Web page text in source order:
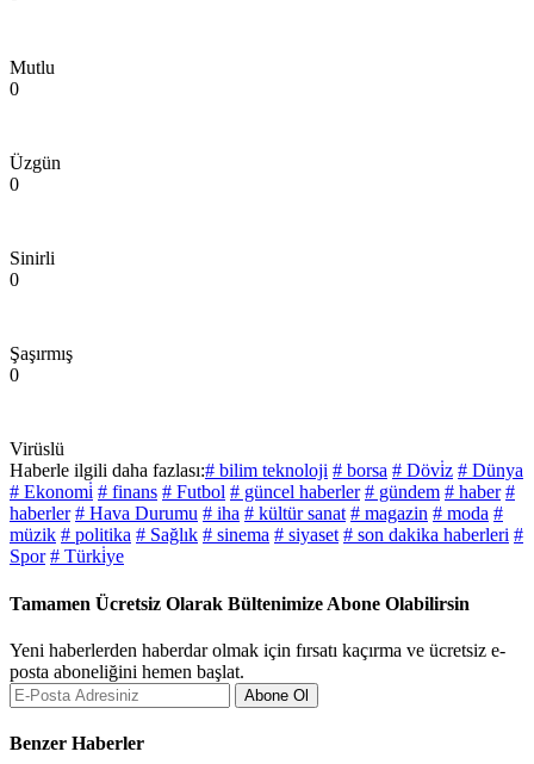
Mutlu
0
Üzgün
0
Sinirli
0
Şaşırmış
0
Virüslü
Haberle ilgili daha fazlası:# bilim teknoloji # borsa # Dövi̇z # Dünya
# Ekonomi̇ # finans # Futbol # güncel haberler # gündem # haber #
haberler # Hava Durumu # iha # kültür sanat # magazin # moda #
müzik # politika # Sağlık # sinema # siyaset # son dakika haberleri #
Spor # Türki̇ye
Tamamen Ücretsiz Olarak Bültenimize Abone Olabilirsin
Yeni haberlerden haberdar olmak için fırsatı kaçırma ve ücretsiz e-
posta aboneliğini hemen başlat.
Abone Ol
Benzer Haberler